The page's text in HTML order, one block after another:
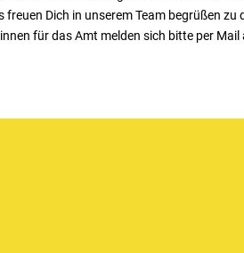
freuen Dich in unserem Team begrüßen zu
für das Amt melden sich bitte per Mail